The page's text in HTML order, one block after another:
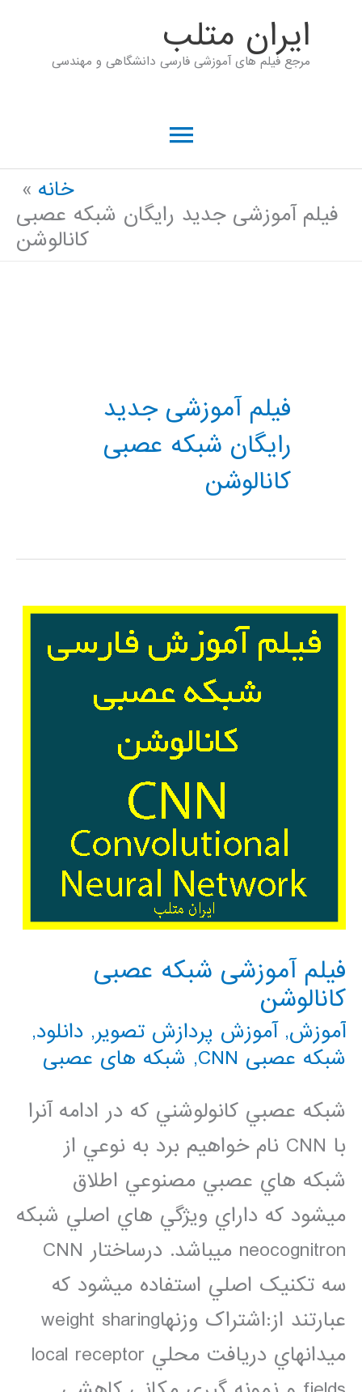
ايران متلب
مرجع فیلم های آموزشی فارسی دانشگاهی و مهندسی
فهرست
خانه
فیلم آموزشی جدید رایگان شبکه عصبی
کانالوشن
فیلم آموزشی جدید
رایگان شبکه عصبی
کانالوشن
فیلم آموزشی شبکه عصبی
کانالوشن
آموزش,آموزش پردازش تصویر, دانلود,
شبکه عصبی CNN
, شبکه های عصبی
شبکه عصبي کانولوشني که در ادامه آنرا
با CNN نام خواهيم برد به نوعي از
شبکه هاي عصبي مصنوعي اطلاق
ميشود که داراي ويژگي هاي اصلي شبکه
neocognitron ميباشد. درساختار CNN
سه تکنيک اصلي استفاده ميشود که
عبارتند از:اشتراک وزنهاweight sharing
ميدانهاي دريافت محلي local receptor